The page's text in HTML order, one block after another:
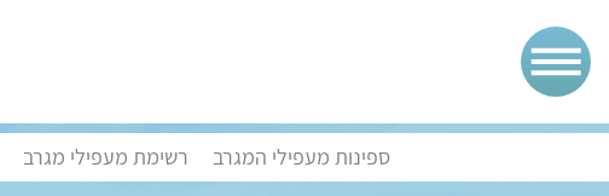
ספינות מעפילי המגרב רשימת מעפילי מגרב